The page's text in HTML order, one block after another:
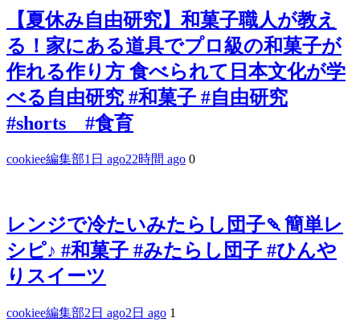
【夏休み自由研究】和菓子職人が教え
る！家にある道具でプロ級の和菓子が
作れる作り方 食べられて日本文化が学
べる自由研究 #和菓子 #自由研究
#shorts #食育
cookiee編集部1日 ago22時間 ago 0
レンジで冷たいみたらし団子🍡簡単レ
シピ♪ #和菓子 #みたらし団子 #ひんや
りスイーツ
cookiee編集部2日 ago2日 ago 1